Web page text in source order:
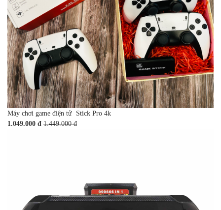
Máy chơi game điện tử Stick Pro 4k
1.049.000 đ 1.449.000 đ